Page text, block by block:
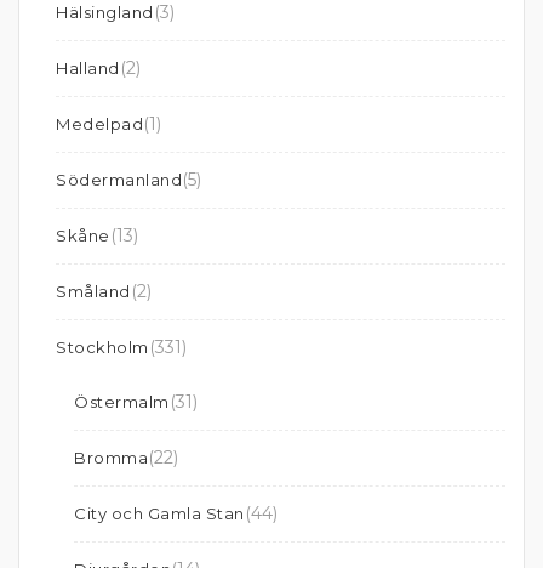
Hälsingland (3)
Halland (2)
Medelpad(1)
Södermanland(5)
Skåne (13)
Småland (2)
Stockholm (331)
Östermalm (31)
Bromma(22)
City och Gamla Stan (44)